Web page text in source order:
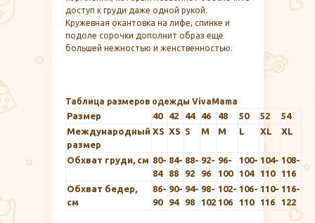
доступ к груди даже одной рукой.
Кружевная окантовка на лифе, спинке и
подоле сорочки дополнит образ еще
большей нежностью и женственностью.
Таблица размеров одежды VivaMama
Размер 40 42 44 46 48 50 52
54
Международный
размер
XS XS S M M L XL XL
Обхват груди, см 80-
84
84-
88
88-
92
92-
96
96-
100
100-
104
104-
110
108-
116
Обхват бедер,
см
86-
90
90-
94
94-
98
98-
102
102-
106
106-
110
110-
116
116-
122